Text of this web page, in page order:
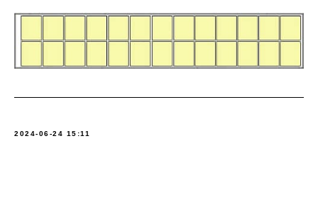
2024-06-24 15:11